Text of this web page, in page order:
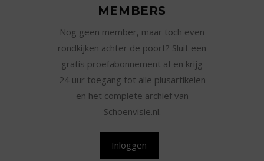
MEMBERS
Nog geen member, maar toch even
rondkijken achter de poort? Sluit een
gratis proefabonnement af en krijg
24 uur toegang tot alle plusartikelen
en het complete archief van
Schoenvisie.nl.
Inloggen